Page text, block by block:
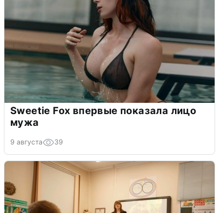
Sweetie Fox впервые показала лицо
мужа
9 августа 39